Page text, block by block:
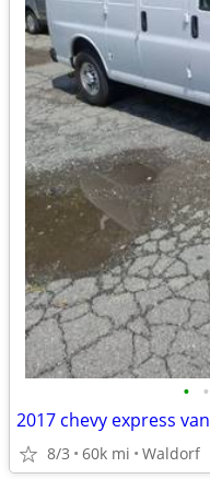
• •
2017 chevy express van
8/3 60k mi Waldorf